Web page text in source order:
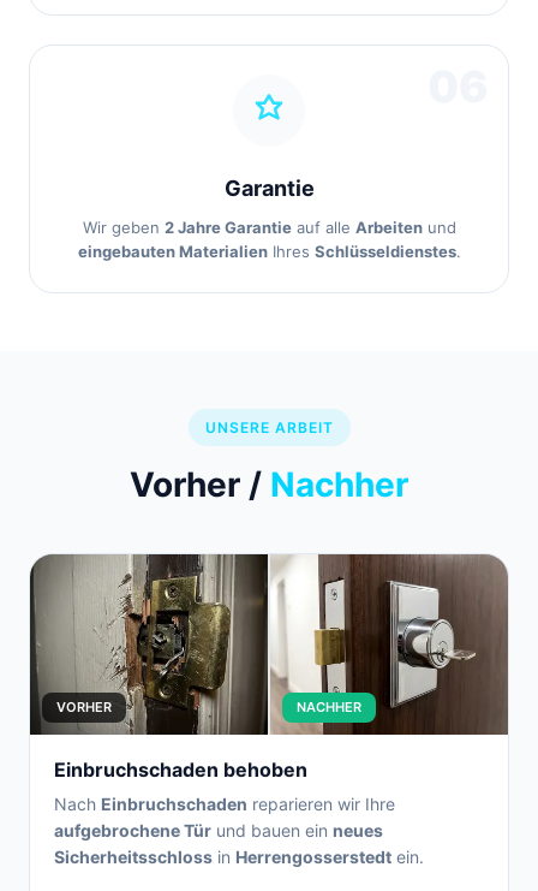
Garantie
Wir geben 2 Jahre Garantieauf alle Arbeitenund
eingebauten MaterialienIhres Schlüsseldienstes.
UNSERE ARBEIT
Vorher / Nachher
VORHER NACHHER
Einbruchschaden behoben
Nach Einbruchschaden reparieren wir Ihre
aufgebrochene Tür und bauen ein neues
Sicherheitsschloss in Herrengosserstedt ein.